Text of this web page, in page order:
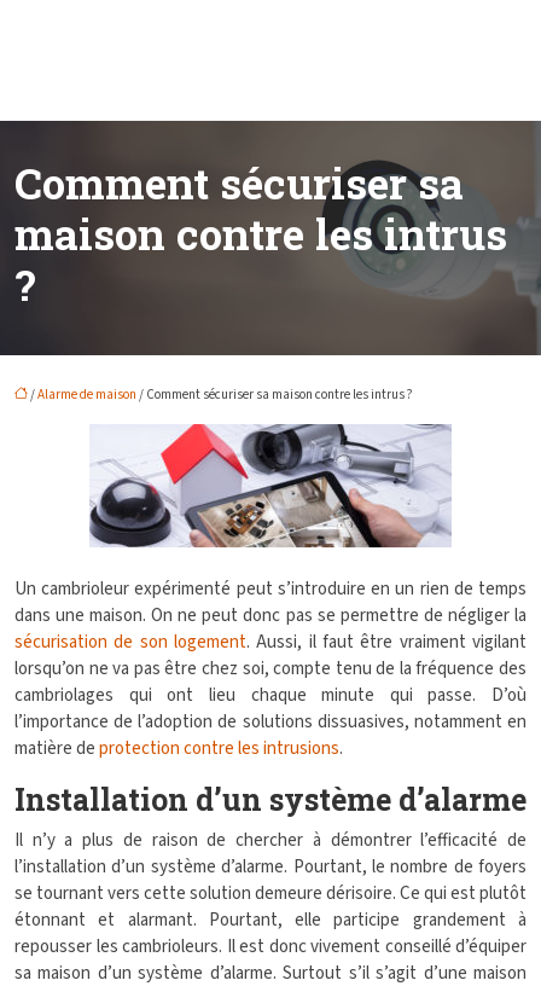
Comment sécuriser sa
maison contre les intrus
?
/Alarme de maison / Comment sécuriser sa maison contre les intrus ?
Un cambrioleur expérimenté peut s’introduire en un rien de temps
dans une maison. On ne peut donc pas se permettre de négliger la
sécurisation de son logement. Aussi, il faut être vraiment vigilant
lorsqu’on ne va pas être chez soi, compte tenu de la fréquence des
cambriolages qui ont lieu chaque minute qui passe. D’où
l’importance de l’adoption de solutions dissuasives, notamment en
matière deprotection contre les intrusions.
Installation d’un système d’alarme
Il n’y a plus de raison de chercher à démontrer l’efficacité de
l’installation d’un système d’alarme. Pourtant, le nombre de foyers
se tournant vers cette solution demeure dérisoire. Ce qui est plutôt
étonnant et alarmant. Pourtant, elle participe grandement à
repousser les cambrioleurs. Il est donc vivement conseillé d’équiper
sa maison d’un système d’alarme. Surtout s’il s’agit d’une maison